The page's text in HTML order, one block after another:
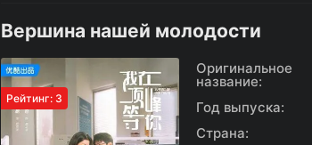
Вершина нашей молодости
Рейтинг: 3
Оригинальное
название:
Год выпуска:
Страна: